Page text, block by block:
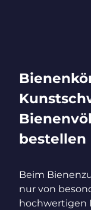
bestellen
Beim
nur von
hochwertigen